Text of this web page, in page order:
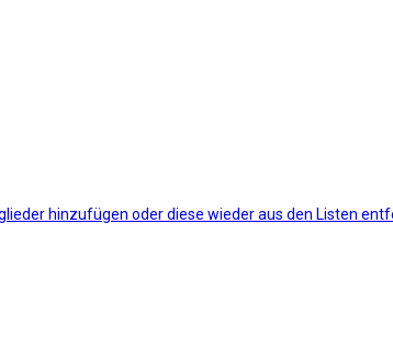
hinzufügen oder diese wieder aus den Listen